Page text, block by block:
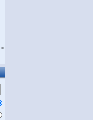
=